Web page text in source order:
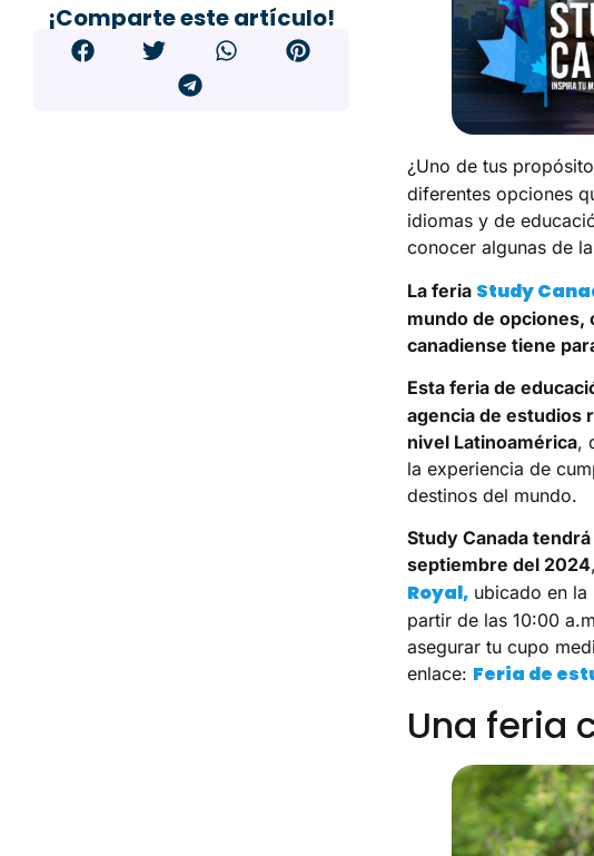
¡Comparte este artículo!
¿Uno de tus
diferentes opciones
idiomas y de
conocer algunas de
La feria Study
mundo de opciones,
canadiense tiene
Esta feria de
agencia de estudios
nivel Latinoamérica,
la experiencia de
destinos del mundo.
Study Canada
septiembre del 2024,
Royal,ubicado en la
partir de las 10:00
asegurar tu cupo
enlace: Feria de
Una feria